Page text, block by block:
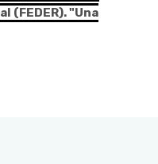
(FEDER). "Una